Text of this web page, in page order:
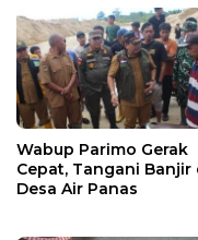
Wabup Parimo Gerak
Cepat, Tangani Banjir
Desa Air Panas